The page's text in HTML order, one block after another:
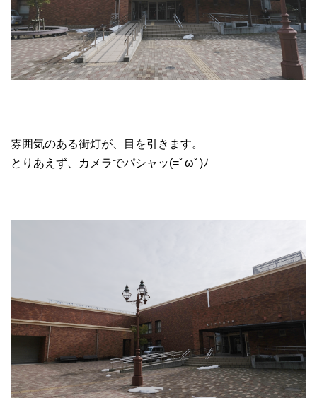
雰囲気のある街灯が、目を引きます。
とりあえず、カメラでパシャッ(=ﾟωﾟ)ﾉ